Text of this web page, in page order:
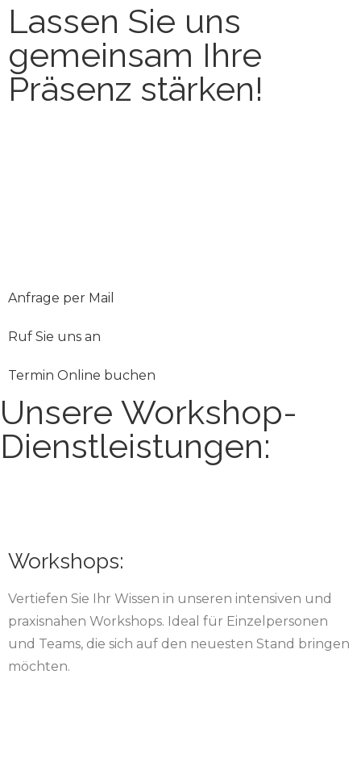
Lassen Sie uns
gemeinsam Ihre
Präsenz stärken!
Anfrage per Mail
Ruf Sie uns an
Termin Online buchen
Unsere Workshop-
Dienstleistungen:
Workshops:
Vertiefen Sie Ihr Wissen in unseren intensiven und
praxisnahen Workshops. Ideal für Einzelpersonen
und Teams, die sich auf den neuesten Stand bringen
möchten.